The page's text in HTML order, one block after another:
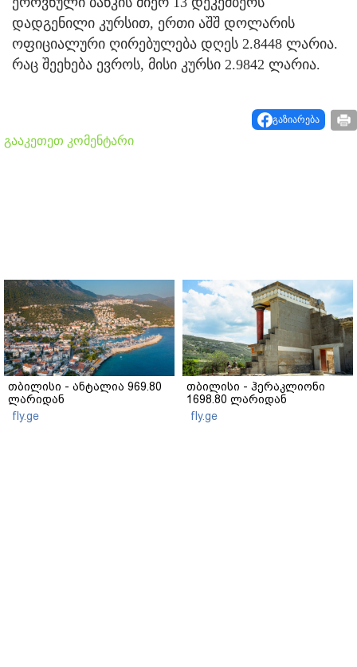
დადგენილი კურსით, ერთი აშშ დოლარის
ოფიციალური ღირებულება დღეს 2.8448 ლარია.
რაც შეეხება ევროს, მისი კურსი 2.9842 ლარია.
გაზიარება
გააკეთეთ კომენტარი
თბილისი - ანტალია 969.80
ლარიდან
fly.ge
თბილისი - ჰერაკლიონი
1698.80 ლარიდან
fly.ge